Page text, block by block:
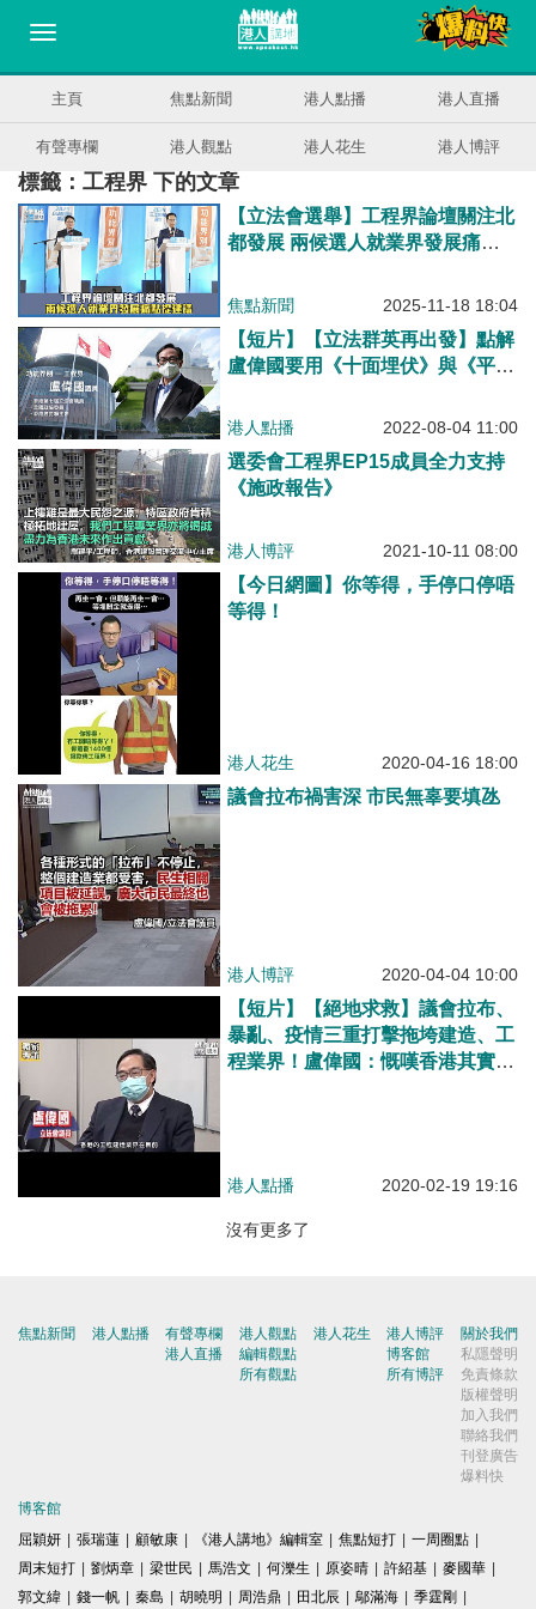
主頁 焦點新聞 港人點播 港人直播
有聲專欄 港人觀點 港人花生 港人博評
標籤：工程界 下的文章
【立法會選舉】工程界論壇關注北
都發展 兩候選人就業界發展痛點
焦點新聞 2025-11-18 18:04
【短片】【立法群英再出發】點解
盧偉國要用《十面埋伏》與《平湖
港人點播 2022-08-04 11:00
選委會工程界EP15成員全力支持
《施政報告》
港人博評 2021-10-11 08:00
【今日網圖】你等得，手停口停唔
等得！
港人花生 2020-04-16 18:00
議會拉布禍害深 市民無辜要填氹
港人博評 2020-04-04 10:00
【短片】【絕地求救】議會拉布、
暴亂、疫情三重打擊拖垮建造、工
程業界！盧偉國：慨嘆香港其實不
港人點播 2020-02-19 19:16
沒有更多了
焦點新聞 港人點播
有聲專欄
港人直播
港人觀點
編輯觀點
所有觀點
港人花生
港人博評
博客館
所有博評
關於我們
私隱聲明
免責條款
版權聲明
加入我們
聯絡我們
刊登廣告
爆料快
博客館
屈穎妍
張瑞蓮 顧敏康 《港人講地》編輯室 焦點短打 一周圈點
周末短打
劉炳章 梁世民 馬浩文 何濼生 原姿晴 許紹基 麥國華
郭文緯
錢一帆 秦島 胡曉明 周浩鼎 田北辰 鄔滿海 季霆剛